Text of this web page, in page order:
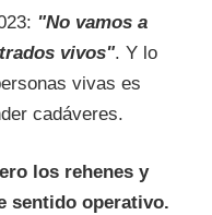
"No vamos a
vivos". Y lo
vivas es
cadáveres.
los rehenes y
sentido operativo.